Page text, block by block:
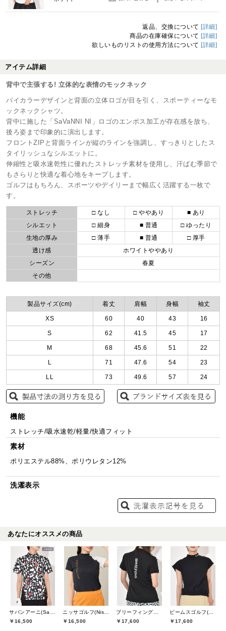
返品、交換について [詳細]
商品の在庫確保について [詳細]
欲しいものリストの使用方法について [詳細]
アイテム詳細
背中で主張する! 立体的な表情のモックネック
バイカラーデザインと背面の立体ロゴが目を引く、スポーティーなモ
ックネックシャツ。
背中に施した「SaVaNNI NI」ロゴのエンボス加工が存在感を放ち、
後ろ姿まで印象的に演出します。
フロントZIPと背面ラインが縦のラインを強調し、すっきりとしたス
タイリッシュなシルエットに。
伸縮性と吸水速乾性に優れたストレッチ素材を使用し、汗ばむ季節で
もさらりと快適な着心地をキープします。
ゴルフはもちろん、スポーツやデイリーまで幅広く活躍する一枚で
す。
ストレッチ □ なし □ ややあり
■ あり
シルエット
□ 細身 ■ 普通
□ ゆったり
生地の厚み
□ 薄手 ■ 普通
□ 厚手
透け感
ホワイトややあり
シーズン
春夏
その他
製品サイズ(cm) 着丈 肩幅 身幅 袖丈
XS 60 40 43 16
S 62 41.5 45 17
M 68 45.6 51 22
L 71 47.6 54 23
LL 73 49.6 57 24
機能
ストレッチ/吸水速乾/軽量/快適フィット
素材
ポリエステル88%、ポリウレタン12%
洗濯表示
あなたにオススメの商品
サバンアーニ(SaVaNNI aaNI)
￥16,500
ニッサゴルフ(Nissa Golf)
￥16,500
ブリーフィングゴルフ(BRIEFING GOLF)
￥17,600
ビームスゴルフ(BEAMS GOLF)
￥17,600